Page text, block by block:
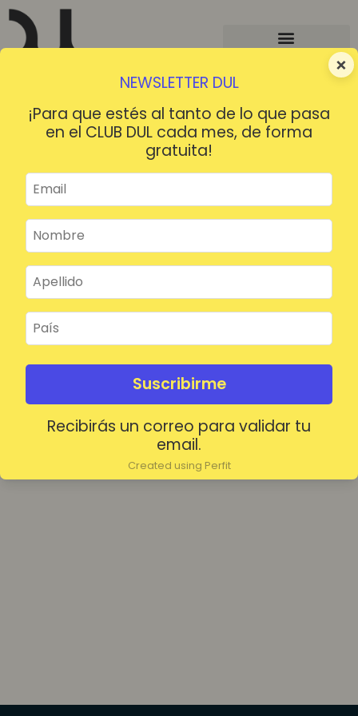
×
NEWSLETTER DUL
¡Para que estés al tanto de lo que pasa
en el CLUB DUL cada mes, de forma
gratuita!
Suscribirme
Recibirás un correo para validar tu
email.
Created using Perfit
¡HOLA!
Mantenerme conectado
Acceder